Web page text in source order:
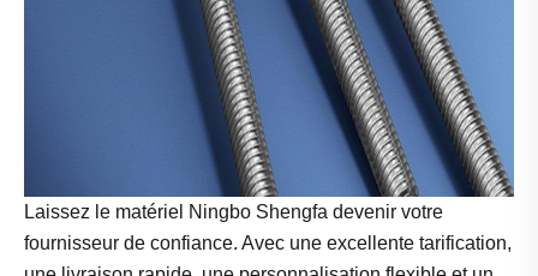
Laissez le matériel Ningbo Shengfa devenir votre
fournisseur de confiance. Avec une excellente tarification,